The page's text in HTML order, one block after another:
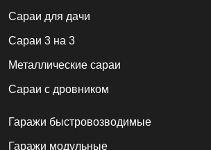
Cараи для дачи
Сараи 3 на 3
Металлические сараи
Сараи с дровником
Гаражи быстровозводимые
Гаражи модульные